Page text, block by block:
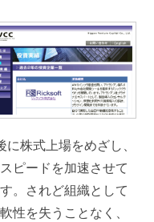
に株式上場をめざし、
ピードを加速させて
。されど組織として
性を失うことなく、